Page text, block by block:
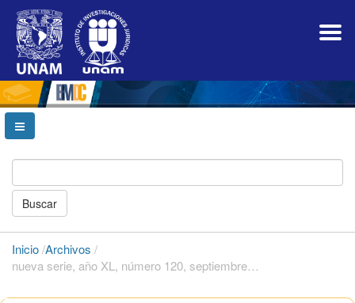
Navegación
principal
Contenido
principal
Barra
lateral
Buscar
Inicio/Archivos /
nueva serie, año XL, número 120, septiembre-diciembre de 2007